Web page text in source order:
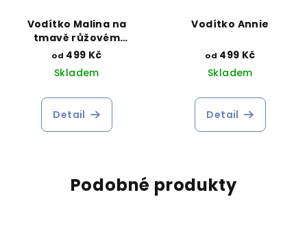
Vodítko Malina na
tmavě růžovém
podkladu
od 499 Kč
Skladem
Detail
Vodítko Annie
od 499 Kč
Skladem
Detail
Podobné produkty